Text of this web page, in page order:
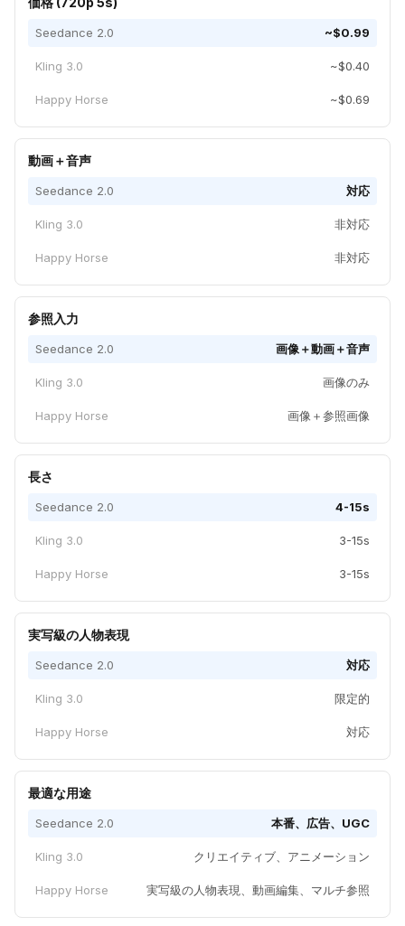
Seedance 2.0 ~$0.99
Kling 3.0 ~$0.40
Happy Horse ~$0.69
動画＋音声
Seedance 2.0 対応
Kling 3.0 非対応
Happy Horse 非対応
参照入力
Seedance 2.0 画像＋動画＋音声
Kling 3.0 画像のみ
Happy Horse 画像＋参照画像
長さ
Seedance 2.0 4-15s
Kling 3.0 3-15s
Happy Horse 3-15s
実写級の人物表現
Seedance 2.0 対応
Kling 3.0 限定的
Happy Horse 対応
最適な用途
Seedance 2.0 本番、広告、UGC
Kling 3.0 クリエイティブ、アニメーション
Happy Horse 実写級の人物表現、動画編集、マルチ参照